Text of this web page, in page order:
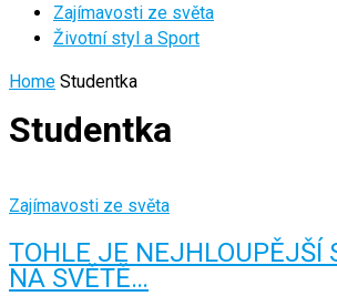
Zajímavosti ze světa
Životní styl a Sport
Home Studentka
Studentka
Zajímavosti ze světa
TOHLE JE NEJHLOUPĚJŠÍ
NA SVĚTĚ…